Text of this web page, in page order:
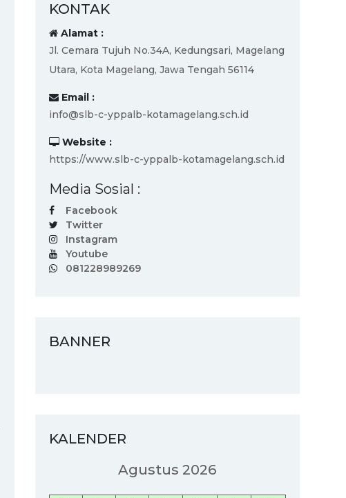
KONTAK
Alamat :
Jl. Cemara Tujuh No.34A, Kedungsari, Magelang
Utara, Kota Magelang, Jawa Tengah 56114
Email :
info@slb-c-yppalb-kotamagelang.sch.id
Website :
https://www.slb-c-yppalb-kotamagelang.sch.id
Media Sosial :
Facebook
Twitter
Instagram
Youtube
081228989269
BANNER
KALENDER
Agustus 2026